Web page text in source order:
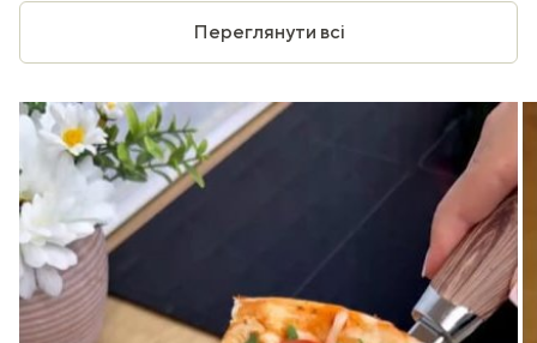
Переглянути всі